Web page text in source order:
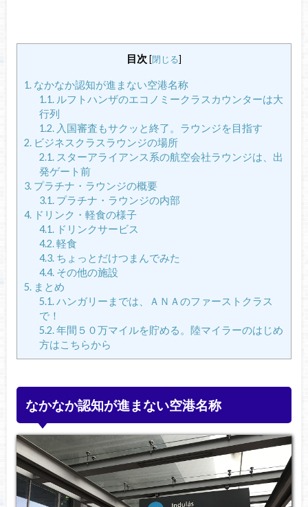
目次 [閉じる]
1.なかなか認知が進まない空港名称
1.1.ルフトハンザのエコノミークラスカウンターは大
行列
1.2.入国審査もサクッと終了。ラウンジを目指す
2.ビジネスクラスラウンジの場所
2.1.スターアライアンス系の航空会社ラウンジは、出
発ゲート前
3.プラチナ・ラウンジの概要
3.1.プラチナ・ラウンジの内部
4.ドリンク・軽食の様子
4.1.ドリンクサービス
4.2.軽食
4.3.ちょっとだけつまんでみた
4.4.その他の施設
5.まとめ
5.1.ハンガリーまでは、ＡＮＡのファーストクラス
で！
5.2.年間５０万マイルを貯める。陸マイラーのはじめ
方はこちらから
なかなか認知が進まない空港名称